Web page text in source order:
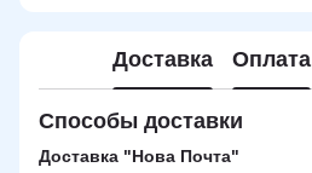
Доставка Оплата
Способы доставки
Доставка "Нова Почта"